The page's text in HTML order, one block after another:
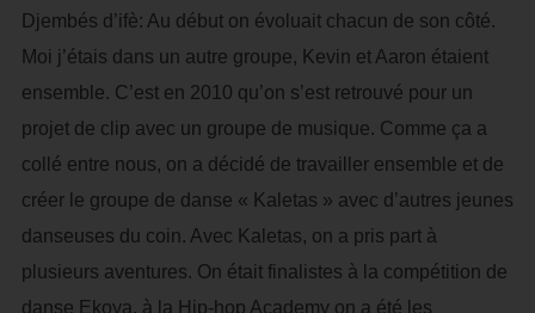
Djembés d’ifè: Au début on évoluait chacun de son côté.
Moi j’étais dans un autre groupe, Kevin et Aaron étaient
ensemble. C’est en 2010 qu’on s’est retrouvé pour un
projet de clip avec un groupe de musique. Comme ça a
collé entre nous, on a décidé de travailler ensemble et de
créer le groupe de danse « Kaletas » avec d’autres jeunes
danseuses du coin. Avec Kaletas, on a pris part à
plusieurs aventures. On était finalistes à la compétition de
danse Ekoya, à la Hip-hop Academy on a été les